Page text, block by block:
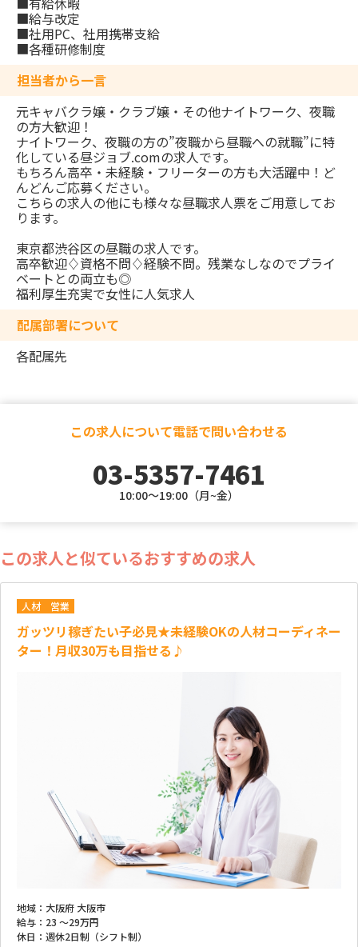
■給与改定
■社用PC、社用携帯支給
■各種研修制度
担当者から一言
元キャバクラ嬢・クラブ嬢・その他ナイトワーク、夜職
の方大歓迎！
ナイトワーク、夜職の方の”夜職から昼職への就職”に特
化している昼ジョブ.comの求人です。
もちろん高卒・未経験・フリーターの方も大活躍中！ど
んどんご応募ください。
こちらの求人の他にも様々な昼職求人票をご用意してお
ります。
東京都渋谷区の昼職の求人です。
高卒歓迎♢資格不問♢経験不問。残業なしなのでプライ
ベートとの両立も◎
福利厚生充実で女性に人気求人
配属部署について
各配属先
この求人について電話で問い合わせる
03-5357-7461
10:00～19:00（月~金）
この求人と似ているおすすめの求人
人材 営業
ガッツリ稼ぎたい子必見★未経験OKの人材コーディネー
ター！月収30万も目指せる♪
地域： 大阪府 大阪市
給与： 23 ～29万円
休日： 週休2日制（シフト制）